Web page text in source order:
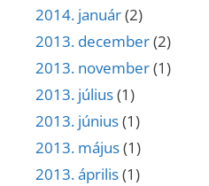
2014. január(2)
2013. december(2)
2013. november(1)
2013. július(1)
2013. június(1)
2013. május(1)
2013. április(1)